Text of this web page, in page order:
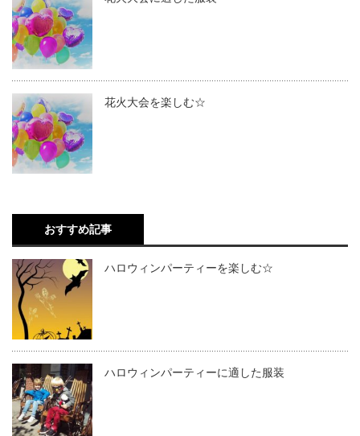
花火大会を楽しむ☆
おすすめ記事
ハロウィンパーティーを楽しむ☆
ハロウィンパーティーに適した服装